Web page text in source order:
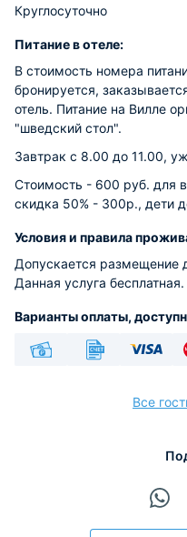
Круглосуточно
Питание в отеле:
В стоимость номера
бронируется,
отель. Питание на Вилле
"шведский стол".
Завтрак с 8.00 до 11.00,
Стоимость - 600 руб. для
скидка 50% - 300р., дети
Условия и правила
Допускается размещение
Данная услуга бесплатная.
Варианты оплаты,
Все